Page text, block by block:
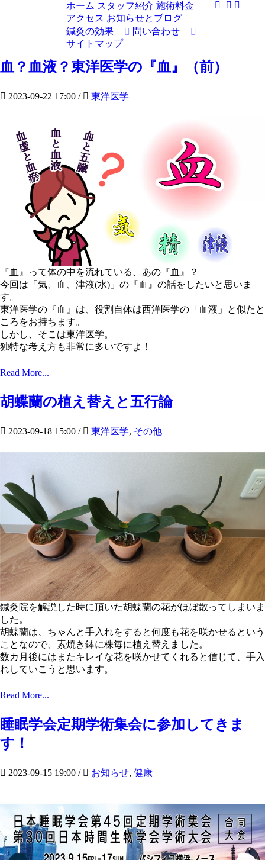
ホーム スタッフ紹介 施術料金
アクセス お知らせとブログ
鍼灸の効果
問い合わせ
サイトマップ
血？血液？東洋医学の『血』（前）
2023-09-22 17:00 / 東洋医学
『血』って体の中を流れている、あの『血』？
今回は「気、血、津液(水)」の『血』の話をしたいと思いま
す。
東洋医学の『血』は、役割自体は西洋医学の「血液」と似たと
ころをお持ちます。
しかし、そこは東洋医学。
独特な考え方も非常に多いですよ！
Read More...
胡蝶蘭の植え替えと五行論
2023-09-18 15:00 / 東洋医学, その他
鍼灸院を解説した時に頂いた胡蝶蘭の花がほぼ散ってしまいま
した。
胡蝶蘭は、ちゃんと手入れをすると何度も花を咲かせるという
ことなので、素焼き鉢に株毎に植え替えました。
数カ月後にはまたキレイな花を咲かせてくれると信じて、手入
れしていこうと思います。
Read More...
睡眠学会定期学術集会に参加してきま
す！
2023-09-15 19:00 / お知らせ, 健康